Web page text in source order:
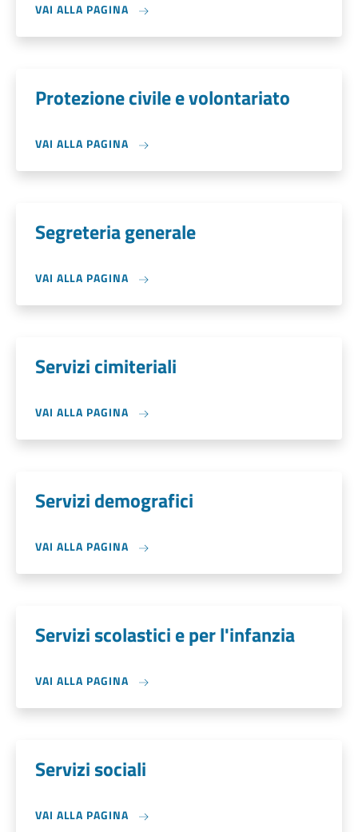
VAI ALLA PAGINA
Protezione civile e volontariato
VAI ALLA PAGINA
Segreteria generale
VAI ALLA PAGINA
Servizi cimiteriali
VAI ALLA PAGINA
Servizi demografici
VAI ALLA PAGINA
Servizi scolastici e per l'infanzia
VAI ALLA PAGINA
Servizi sociali
VAI ALLA PAGINA